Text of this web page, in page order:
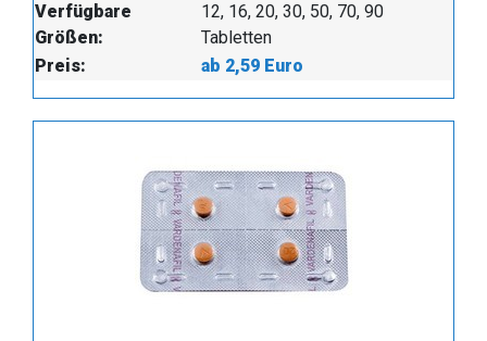
Verfügbare
Größen:
12, 16, 20, 30, 50, 70, 90
Tabletten
Preis:
ab 2,59 Euro